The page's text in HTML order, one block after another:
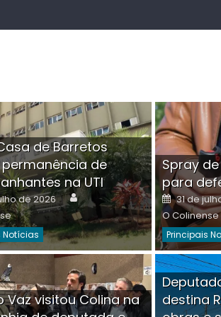
na Av. Ângelo Martins
por criminoso
de Barretos
de
na UTI
de 2026 Author
Notícias
Spray
para
Posted
on
31 de
O Colinense
Principais
Vaz visitou Colina na
destina